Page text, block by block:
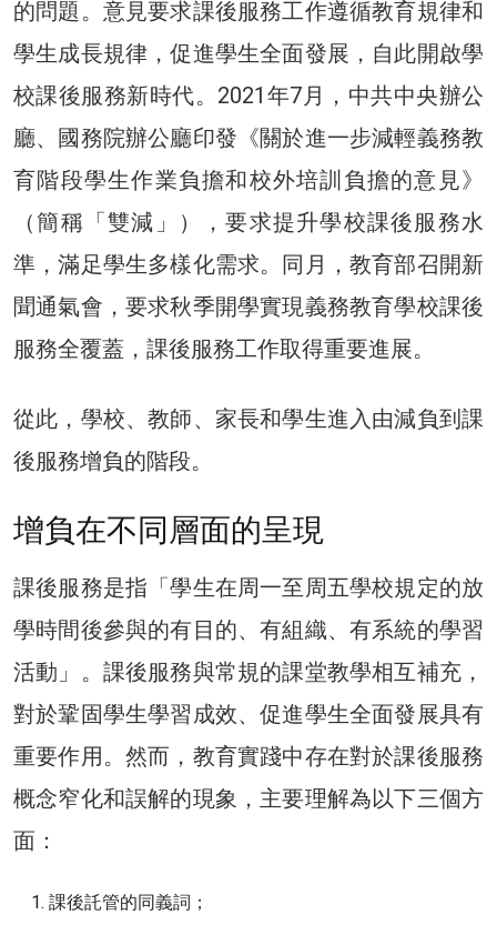
的問題。意見要求課後服務工作遵循教育規律和
學生成長規律，促進學生全面發展，自此開啟學
校課後服務新時代。2021年7月，中共中央辦公
廳、國務院辦公廳印發《關於進一步減輕義務教
育階段學生作業負擔和校外培訓負擔的意見》
（簡稱「雙減」），要求提升學校課後服務水
準，滿足學生多樣化需求。同月，教育部召開新
聞通氣會，要求秋季開學實現義務教育學校課後
服務全覆蓋，課後服務工作取得重要進展。
從此，學校、教師、家長和學生進入由減負到課
後服務增負的階段。
增負在不同層面的呈現
課後服務是指「學生在周一至周五學校規定的放
學時間後參與的有目的、有組織、有系統的學習
活動」。課後服務與常規的課堂教學相互補充，
對於鞏固學生學習成效、促進學生全面發展具有
重要作用。然而，教育實踐中存在對於課後服務
概念窄化和誤解的現象，主要理解為以下三個方
面：
課後託管的同義詞；